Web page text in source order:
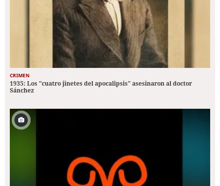
CRIMEN
1935: Los "cuatro jinetes del apocalipsis" asesinaron al doctor
Sánchez